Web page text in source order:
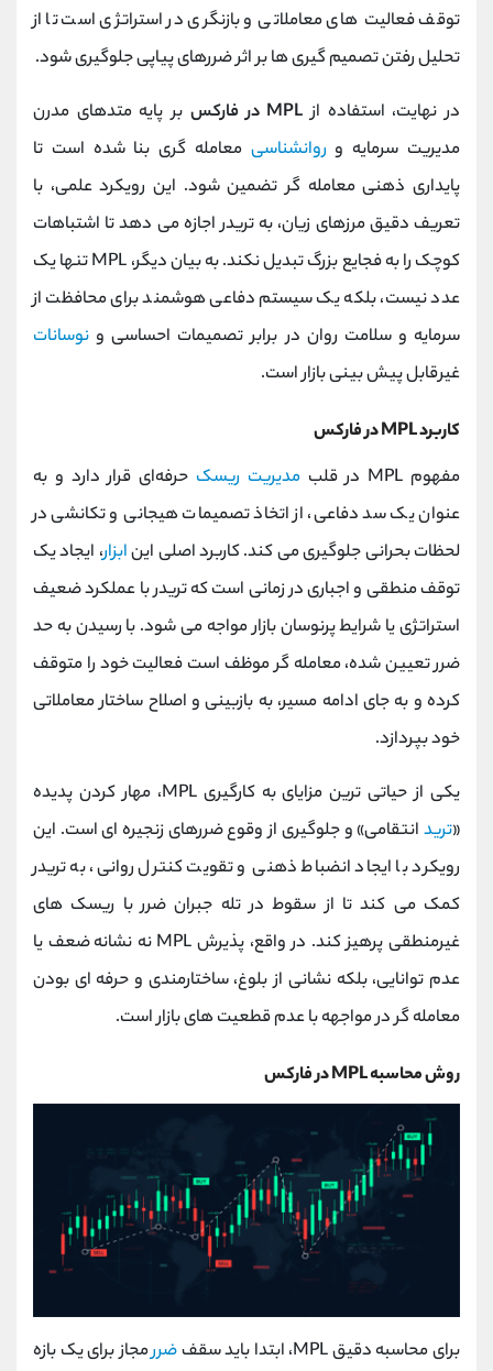
توقف فعالیت‌ های معاملاتی و بازنگری در استراتژی است تا از
تحلیل رفتن تصمیم‌ گیری‌ ها بر اثر ضررهای پیاپی جلوگیری شود.
در نهایت، استفاده از MPL در فارکس
بر پایه متدهای مدرن
مدیریت سرمایه و روانشناسی معامله‌ گری بنا شده است تا
پایداری ذهنی معامله‌ گر تضمین شود. این رویکرد علمی، با
تعریف دقیق مرزهای زیان، به تریدر اجازه می‌ دهد تا اشتباهات
کوچک را به فجایع بزرگ تبدیل نکند. به بیان دیگر، MPL تنها یک
عدد نیست، بلکه یک سیستم دفاعی هوشمند برای محافظت از
سرمایه و سلامت روان در برابر تصمیمات احساسی و نوسانات
غیرقابل پیش‌ بینی بازار است.
کاربرد MPL در فارکس
مفهوم MPL در قلب
مدیریت ریسک حرفه‌ای قرار دارد و به
عنوان یک سد دفاعی، از اتخاذ تصمیمات هیجانی و تکانشی در
لحظات بحرانی جلوگیری می‌ کند. کاربرد اصلی اینابزار، ایجاد یک
توقف منطقی و اجباری در زمانی است که تریدر با عملکرد ضعیف
استراتژی یا شرایط پرنوسان بازار مواجه می‌ شود. با رسیدن به حد
ضرر تعیین‌ شده، معامله‌ گر موظف است فعالیت خود را متوقف
کرده و به جای ادامه مسیر، به بازبینی و اصلاح ساختار معاملاتی
خود بپردازد.
یکی از حیاتی‌ ترین مزایای به‌ کارگیری MPL، مهار کردن پدیده
«ترید انتقامی» و جلوگیری از وقوع ضررهای زنجیره‌ ای است. این
رویکرد با ایجاد انضباط ذهنی و تقویت کنترل روانی، به تریدر
کمک می‌ کند تا از سقوط در تله‌ جبران ضرر با ریسک‌ های
غیرمنطقی پرهیز کند. در واقع، پذیرش MPL نه نشانه‌ ضعف یا
عدم توانایی، بلکه نشانی از بلوغ، ساختارمندی و حرفه‌ ای بودن
معامله‌ گر در مواجهه با عدم قطعیت‌ های بازار است.
روش محاسبه MPL در فارکس
برای محاسبه دقیق MPL، ابتدا باید سقف ضررمجاز برای یک بازه